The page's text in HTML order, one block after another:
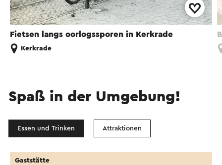
Fietsen langs oorlogssporen in Kerkrade
Kerkrade
Spaß in der Umgebung!
Essen und Trinken Attraktionen
Gaststätte